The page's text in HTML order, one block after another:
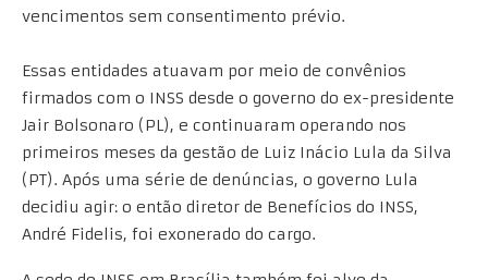
vencimentos sem consentimento prévio.
Essas entidades atuavam por meio de convênios
firmados com o INSS desde o governo do ex-presidente
Jair Bolsonaro (PL), e continuaram operando nos
primeiros meses da gestão de Luiz Inácio Lula da Silva
(PT). Após uma série de denúncias, o governo Lula
decidiu agir: o então diretor de Benefícios do INSS,
André Fidelis, foi exonerado do cargo.